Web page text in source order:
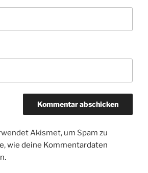
Akismet, um Spam zu
wie deine Kommentardaten